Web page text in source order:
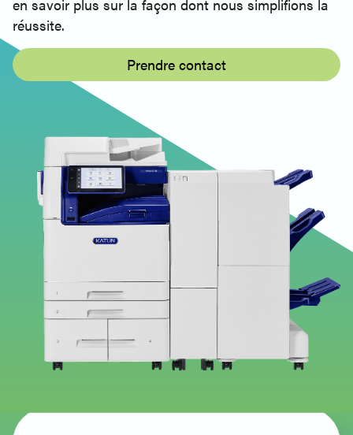
- Pilote d'impression (V3) - 32bit - Espagnol
Katun Arivia M2130 - Windows - PS PrinterDriver
- Pilote d'impression (V3) - 32bit - Espagnol
Windows - Utilitaire de numérisation
réseau3 - Pilote de numérisation
Katun Arivia M2130 - Windows - Utilitaire de
numérisation réseau3 - Pilote de numérisation -
anglais, anglais (UK)
Windows - Document Monitor2 - Logiciel
utilitaire
Katun Arivia M2130 - Windows - Document
Monitor2 - Logiciel utilitaire - anglais, anglais
(UK)
en savoir plus sur la façon dont nous simplifions la
réussite.
Prendre contact